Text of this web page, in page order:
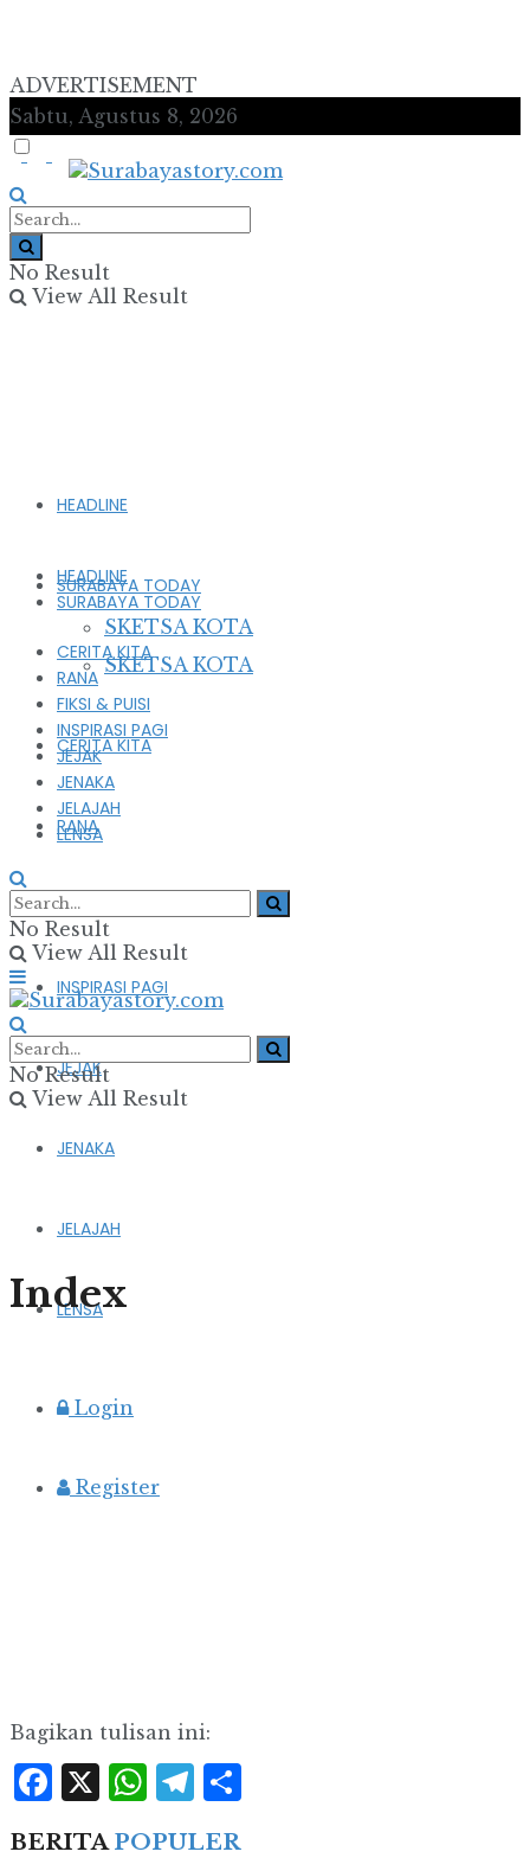
ADVERTISEMENT
Sabtu, Agustus 8, 2026
No Result
View All Result
HEADLINE
SURABAYA TODAY
SKETSA KOTA
CERITA KITA
RANA
FIKSI & PUISI
INSPIRASI PAGI
JEJAK
JENAKA
JELAJAH
LENSA
Login
Register
HEADLINE
SURABAYA TODAY
SKETSA KOTA
CERITA KITA
RANA
FIKSI & PUISI
INSPIRASI PAGI
JEJAK
JENAKA
JELAJAH
LENSA
No Result
View All Result
No Result
View All Result
Index
Bagikan tulisan ini:
Facebook
X WhatsApp
Telegram
BERITAPOPULER